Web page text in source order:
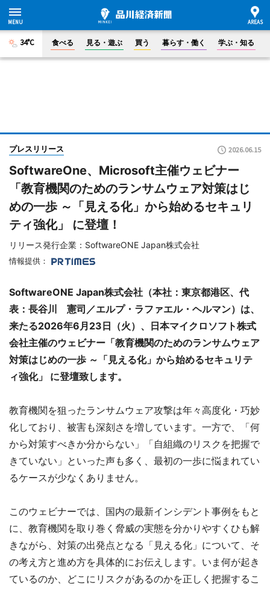
34°C 食べる 見る・遊ぶ 買う 暮らす・働く 学ぶ・知る
プレスリリース 2026.06.15
SoftwareOne、Microsoft主催ウェビナー
「教育機関のためのランサムウェア対策はじ
めの一歩 ～「見える化」から始めるセキュリ
ティ強化」 に登壇！
リリース発行企業：SoftwareONE Japan株式会社
情報提供：
SoftwareONE Japan株式会社（本社：東京都港区、代
表：長谷川 憲司／エルプ・ラファエル・ヘルマン）は、
来たる2026年6月23日（火）、日本マイクロソフト株式
会社主催のウェビナー「教育機関のためのランサムウェア
対策はじめの一歩 ～「見える化」から始めるセキュリテ
ィ強化」 に登壇致します。
教育機関を狙ったランサムウェア攻撃は年々高度化・巧妙
化しており、被害も深刻さを増しています。一方で、「何
から対策すべきか分からない」「自組織のリスクを把握で
きていない」といった声も多く、最初の一歩に悩まれてい
るケースが少なくありません。
このウェビナーでは、国内の最新インシデント事例をもと
に、教育機関を取り巻く脅威の実態を分かりやすくひも解
きながら、対策の出発点となる「見える化」について、そ
の考え方と進め方を具体的にお伝えします。いま何が起き
ているのか、どこにリスクがあるのかを正しく把握するこ